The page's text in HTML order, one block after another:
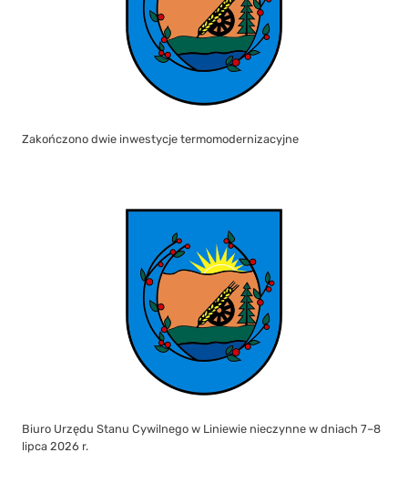
Zakończono dwie inwestycje termomodernizacyjne
Biuro Urzędu Stanu Cywilnego w Liniewie nieczynne w dniach 7–8
lipca 2026 r.